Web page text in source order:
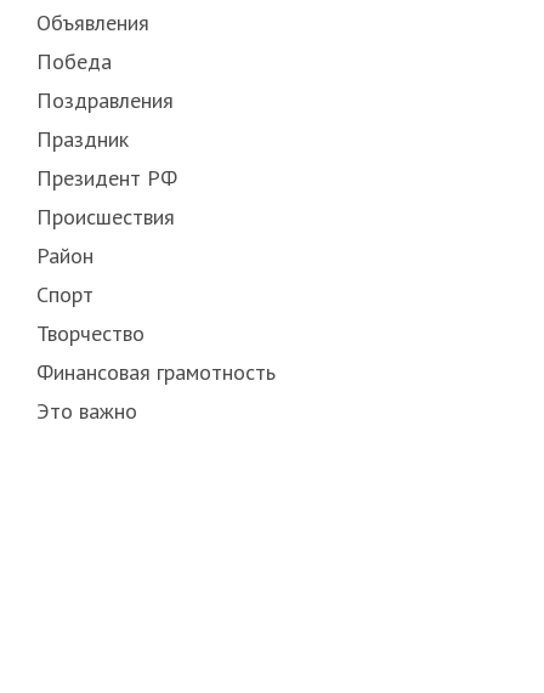
Объявления
Победа
Поздравления
Праздник
Президент РФ
Происшествия
Район
Спорт
Творчество
Финансовая грамотность
Это важно